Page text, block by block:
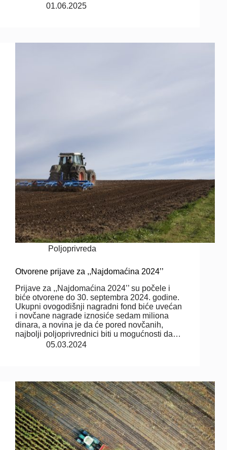
01.06.2025
Poljoprivreda
Otvorene prijave za ,,Najdomaćina 2024’’
Prijave za ,,Najdomaćina 2024’’ su počele i
biće otvorene do 30. septembra 2024. godine.
Ukupni ovogodišnji nagradni fond biće uvećan
i novčane nagrade iznosiće sedam miliona
dinara, a novina je da će pored novčanih,
najbolji poljoprivrednici biti u mogućnosti da…
05.03.2024